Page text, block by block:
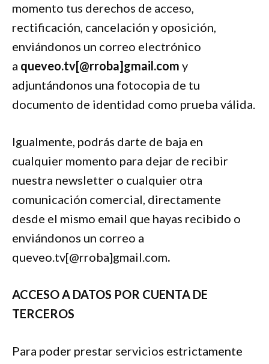
momento tus derechos de acceso,
rectificación, cancelación y oposición,
enviándonos un correo electrónico
a queveo.tv[@rroba]gmail.com y
adjuntándonos una fotocopia de tu
documento de identidad como prueba válida.
Igualmente, podrás darte de baja en
cualquier momento para dejar de recibir
nuestra newsletter o cualquier otra
comunicación comercial, directamente
desde el mismo email que hayas recibido o
enviándonos un correo a
queveo.tv[@rroba]gmail.com.
ACCESO A DATOS POR CUENTA DE
TERCEROS
Para poder prestar servicios estrictamente